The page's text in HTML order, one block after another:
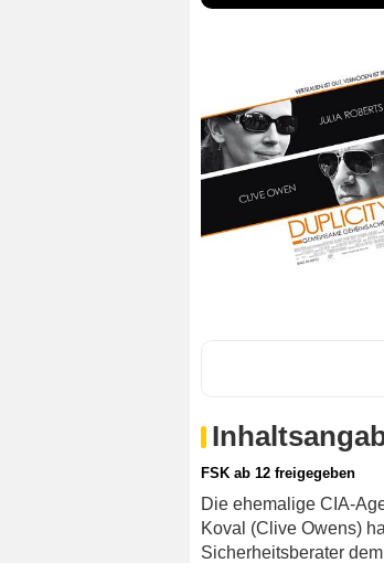
FSK ab 12 freigegeben
Die ehemalige CIA-
Koval (Clive Owens)
Sicherheitsberater